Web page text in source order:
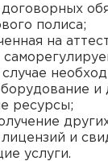
полиса;
на
и
ресурсы;
и
услуги.